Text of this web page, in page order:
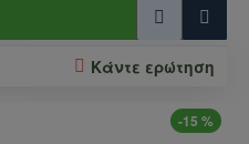
Κάντε ερώτηση
-15 %